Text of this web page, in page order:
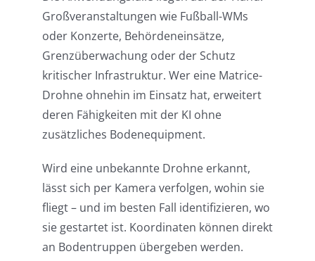
Großveranstaltungen wie Fußball-WMs
oder Konzerte, Behördeneinsätze,
Grenzüberwachung oder der Schutz
kritischer Infrastruktur. Wer eine Matrice-
Drohne ohnehin im Einsatz hat, erweitert
deren Fähigkeiten mit der KI ohne
zusätzliches Bodenequipment.
Wird eine unbekannte Drohne erkannt,
lässt sich per Kamera verfolgen, wohin sie
fliegt – und im besten Fall identifizieren, wo
sie gestartet ist. Koordinaten können direkt
an Bodentruppen übergeben werden.